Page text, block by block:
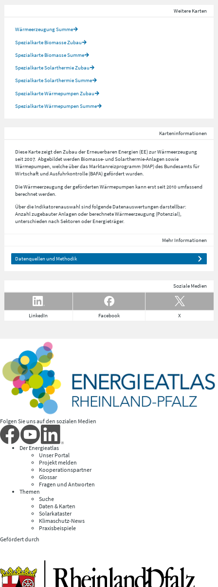
Weitere Karten
Wärmeerzeugung Summe
Spezialkarte Biomasse Zubau
Spezialkarte Biomasse Summe
Spezialkarte Solarthermie Zubau
Spezialkarte Solarthermie Summe
Spezialkarte Wärmepumpen Zubau
Spezialkarte Wärmepumpen Summe
Karteninformationen
Diese Karte zeigt den Zubau der Erneuerbaren Energien (EE) zur Wärmeerzeugung
seit 2007. Abgebildet werden Biomasse- und Solarthermie-Anlagen sowie
Wärmepumpen, welche über das Marktanreizprogramm (MAP) des Bundesamts für
Wirtschaft und Ausfuhrkontrolle (BAFA) gefördert wurden.
Die Wärmeerzeugung der geförderten Wärmepumpen kann erst seit 2010 umfassend
berechnet werden.
Über die Indikatorenauswahl sind folgende Datenauswertungen darstellbar:
Anzahl zugebauter Anlagen oder berechnete Wärmeerzeugung (Potenzial),
unterschieden nach Sektoren oder Energieträger.
Mehr Informationen
Datenquellen und Methodik
Soziale Medien
LinkedIn Facebook X
Folgen Sie uns auf den sozialen Medien
Der Energieatlas
Unser Portal
Projekt melden
Kooperationspartner
Glossar
Fragen und Antworten
Themen
Suche
Daten & Karten
Solarkataster
Klimaschutz-News
Praxisbeispiele
Gefördert durch